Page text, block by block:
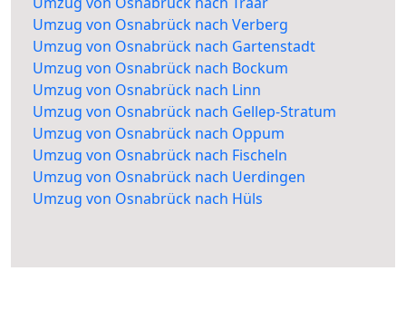
Umzug von Osnabrück nach Verberg
Umzug von Osnabrück nach Gartenstadt
Umzug von Osnabrück nach Bockum
Umzug von Osnabrück nach Linn
Umzug von Osnabrück nach Gellep-Stratum
Umzug von Osnabrück nach Oppum
Umzug von Osnabrück nach Fischeln
Umzug von Osnabrück nach Uerdingen
Umzug von Osnabrück nach Hüls